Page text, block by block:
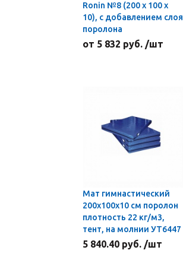
Ronin №8 (200 х 100 х
10), с добавлением слоя
поролона
от 5 832 руб. /шт
Мат гимнастический
200x100x10 см поролон
плотность 22 кг/м3,
тент, на молнии УТ6447
5 840.40 руб. /шт